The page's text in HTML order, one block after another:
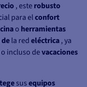
, esterobusto
para elconfort
o herramientas
la redeléctrica, ya
o incluso devacaciones
susequipos